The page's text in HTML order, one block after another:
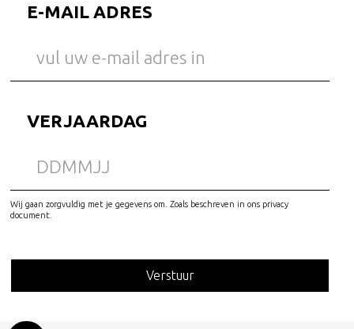
E-MAIL ADRES
VERJAARDAG
Wij gaan zorgvuldig met je gegevens om. Zoals beschreven in ons privacy
document.